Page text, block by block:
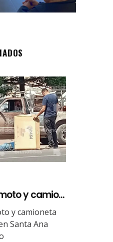
y camio...
y camioneta
Santa Ana